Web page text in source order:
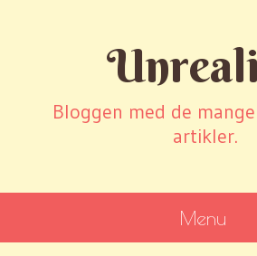
Bloggen med de
artikler.
Menu